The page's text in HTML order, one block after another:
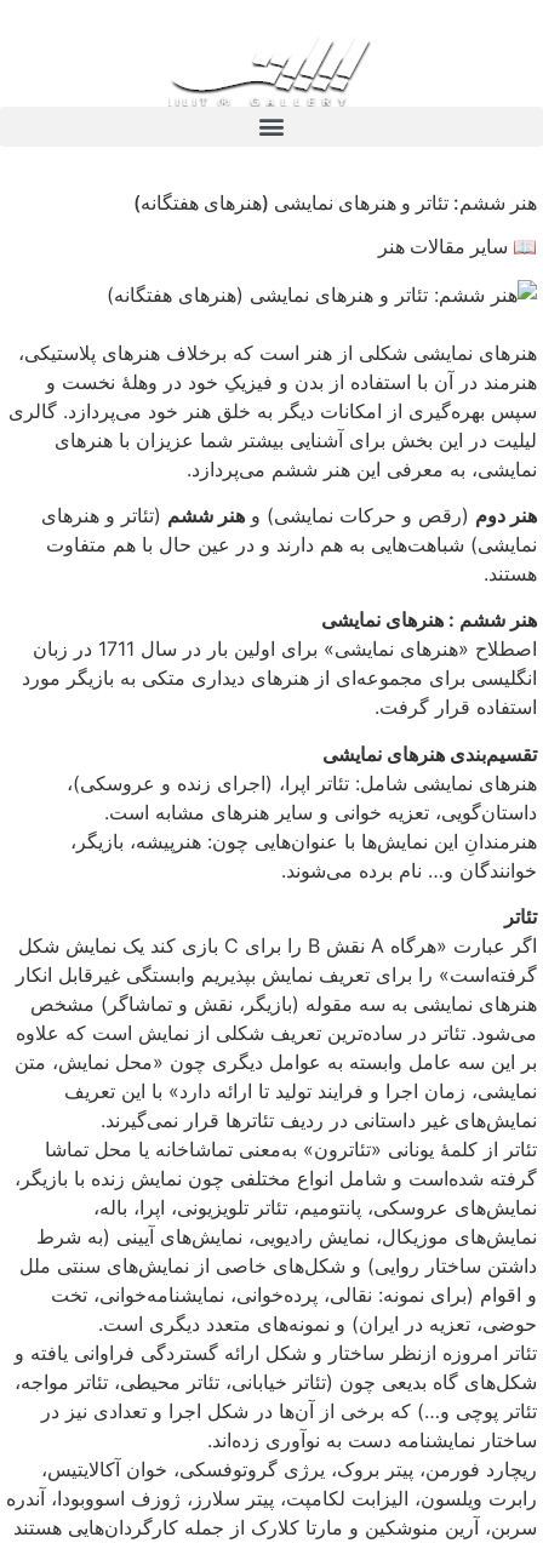
هنر ششم: تئاتر و هنرهای نمایشی (هنرهای هفتگانه)
📖 سایر مقالات هنر
هنرهای نمایشی شکلی از هنر است که برخلاف هنرهای پلاستیکی،
هنرمند در آن با استفاده از بدن و فیزیکِ خود در وهلهٔ نخست و
سپس بهره‌گیری از امکانات دیگر به خلق هنر خود می‌پردازد. گالری
لیلیت در این بخش برای آشنایی بیشتر شما عزیزان با هنرهای
نمایشی، به معرفی این هنر ششم می‌پردازد.
هنر دوم (رقص و حرکات نمایشی) و هنر ششم (تئاتر و هنرهای
نمایشی) شباهت‌هایی به هم دارند و در عین حال با هم متفاوت
هستند.
هنر ششم : هنرهای نمایشی
اصطلاح «هنرهای نمایشی» برای اولین بار در سال 1711 در زبان
انگلیسی برای مجموعه‌ای از هنرهای دیداری متکی به بازیگر مورد
استفاده قرار گرفت.
تقسیم‌بندی هنرهای نمایشی
هنرهای نمایشی شامل: تئاتر اپرا، (اجرای زنده و عروسکی)،
داستان‌گویی، تعزیه خوانی و سایر هنرهای مشابه است.
هنرمندانِ این نمایش‌ها با عنوان‌هایی چون: هنرپیشه، بازیگر،
خوانندگان و… نام برده می‌شوند.
تئاتر
اگر عبارت «هرگاه A نقش B را برای C بازی کند یک نمایش شکل
گرفته‌است» را برای تعریف نمایش بپذیریم وابستگی غیرقابل انکار
هنرهای نمایشی به سه مقوله (بازیگر، نقش و تماشاگر) مشخص
می‌شود. تئاتر در ساده‌ترین تعریف شکلی از نمایش است که علاوه
بر این سه عامل وابسته به عوامل دیگری چون «محل نمایش، متن
نمایشی، زمان اجرا و فرایند تولید تا ارائه دارد» با این تعریف
نمایش‌های غیر داستانی در ردیف تئاترها قرار نمی‌گیرند.
تئاتر از کلمهٔ یونانی «تئاترون» به‌معنی تماشاخانه یا محل تماشا
گرفته شده‌است و شامل انواع مختلفی چون نمایش زنده با بازیگر،
نمایش‌های عروسکی، پانتومیم، تئاتر تلویزیونی، اپرا، باله،
نمایش‌های موزیکال، نمایش رادیویی، نمایش‌های آیینی (به شرط
داشتن ساختار روایی) و شکل‌های خاصی از نمایش‌های سنتی ملل
و اقوام (برای نمونه: نقالی، پرده‌خوانی، نمایشنامه‌خوانی، تخت
حوضی، تعزیه در ایران) و نمونه‌های متعدد دیگری است.
تئاتر امروزه ازنظر ساختار و شکل ارائه گستردگی فراوانی یافته و
شکل‌های گاه بدیعی چون (تئاتر خیابانی، تئاتر محیطی، تئاتر مواجه،
تئاتر پوچی و…) که برخی از آن‌ها در شکل اجرا و تعدادی نیز در
ساختار نمایشنامه دست به نوآوری زده‌اند.
ریچارد فورمن، پیتر بروک، یرژی گروتوفسکی، خوان آکالایتیس،
رابرت ویلسون، الیزابت لکامپت، پیتر سلارز، ژوزف اسووبودا، آندره
سربن، آرین منوشکین و مارتا کلارک از جمله کارگردان‌هایی هستند